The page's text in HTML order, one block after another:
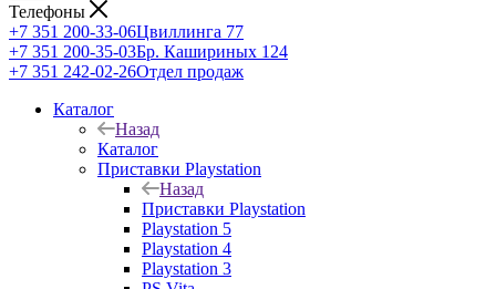
Телефоны
+7 351 200-33-06Цвиллинга 77
+7 351 200-35-03Бр. Кашириных 124
+7 351 242-02-26Отдел продаж
Каталог
Назад
Каталог
Приставки Playstation
Назад
Приставки Playstation
Playstation 5
Playstation 4
Playstation 3